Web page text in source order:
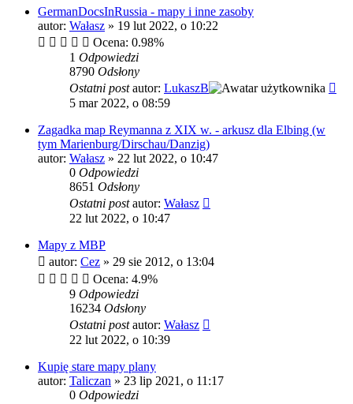
GermanDocsInRussia - mapy i inne zasoby
autor: Wałasz » 19 lut 2022, o 10:22
Ocena: 0.98%
1 Odpowiedzi
8790 Odsłony
Ostatni postautor: LukaszB
5 mar 2022, o 08:59
Zagadka map Reymanna z XIX w. - arkusz dla Elbing (w
tym Marienburg/Dirschau/Danzig)
autor: Wałasz » 22 lut 2022, o 10:47
0 Odpowiedzi
8651 Odsłony
Ostatni postautor: Wałasz
22 lut 2022, o 10:47
Mapy z MBP
autor: Cez » 29 sie 2012, o 13:04
Ocena: 4.9%
9 Odpowiedzi
16234 Odsłony
Ostatni postautor: Wałasz
22 lut 2022, o 10:39
Kupię stare mapy plany
autor: Taliczan » 23 lip 2021, o 11:17
0 Odpowiedzi